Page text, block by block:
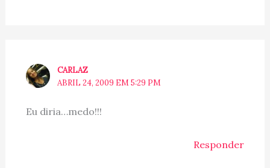
CARLAZ
ABRIL 24, 2009 EM 5:29 PM
Eu diria…medo!!!
Responder